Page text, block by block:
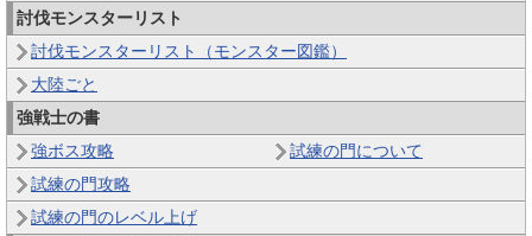
討伐モンスターリスト
討伐モンスターリスト（モンスター図鑑）
大陸ごと
強戦士の書
強ボス攻略
試練の門について
試練の門攻略
試練の門のレベル上げ